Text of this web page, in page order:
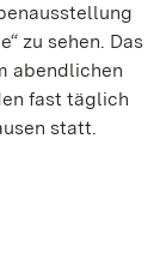
zu sehen. Das
abendlichen
fast täglich
statt.